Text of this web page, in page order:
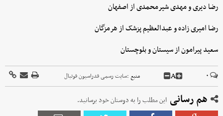
رضا دیری و مهدی شیرمحمدی از اصفهان
رضا امیری زاده و عبدالعظیم پزشک از هرمزگان
سعید پیرامون از سیستان و بلوچستان
۰ A منبع :سایت رسمی فدراسیون فوتبال
هم رسانی این مطلب را به دوستان خود برسانید.